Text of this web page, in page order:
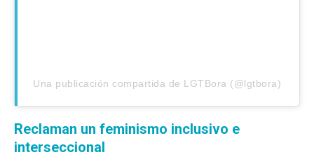
Una publicación compartida de LGTBora (@lgtbora)
Reclaman un feminismo inclusivo e
interseccional